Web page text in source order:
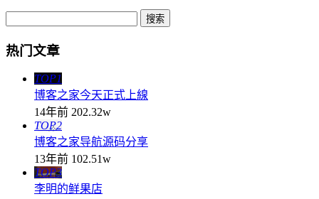
热门文章
TOP1
博客之家今天正式上線
14年前 202.32w
TOP2
博客之家导航源码分享
13年前 102.51w
TOP3
李明的鲜果店